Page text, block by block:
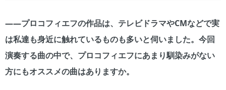
――プロコフィエフの作品は、テレビドラマやCMなどで実
は私達も身近に触れているものも多いと伺いました。今回
演奏する曲の中で、プロコフィエフにあまり馴染みがない
方にもオススメの曲はありますか。